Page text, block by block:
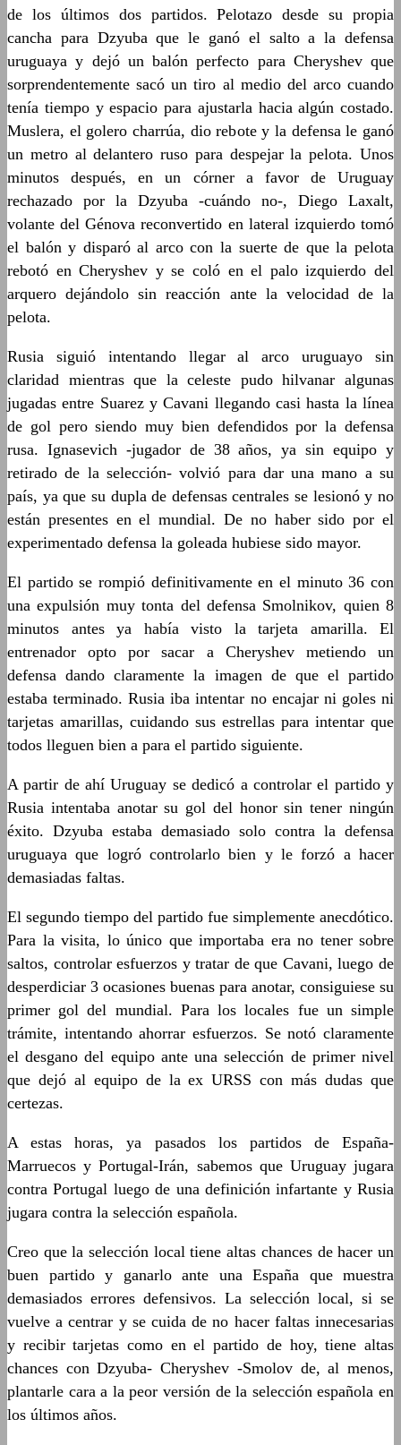
de los últimos dos partidos. Pelotazo desde su propia
cancha para Dzyuba que le ganó el salto a la defensa
uruguaya y dejó un balón perfecto para Cheryshev que
sorprendentemente sacó un tiro al medio del arco cuando
tenía tiempo y espacio para ajustarla hacia algún costado.
Muslera, el golero charrúa, dio rebote y la defensa le ganó
un metro al delantero ruso para despejar la pelota. Unos
minutos después, en un córner a favor de Uruguay
rechazado por la Dzyuba -cuándo no-, Diego Laxalt,
volante del Génova reconvertido en lateral izquierdo tomó
el balón y disparó al arco con la suerte de que la pelota
rebotó en Cheryshev y se coló en el palo izquierdo del
arquero dejándolo sin reacción ante la velocidad de la
pelota.
Rusia siguió intentando llegar al arco uruguayo sin
claridad mientras que la celeste pudo hilvanar algunas
jugadas entre Suarez y Cavani llegando casi hasta la línea
de gol pero siendo muy bien defendidos por la defensa
rusa. Ignasevich -jugador de 38 años, ya sin equipo y
retirado de la selección- volvió para dar una mano a su
país, ya que su dupla de defensas centrales se lesionó y no
están presentes en el mundial. De no haber sido por el
experimentado defensa la goleada hubiese sido mayor.
El partido se rompió definitivamente en el minuto 36 con
una expulsión muy tonta del defensa Smolnikov, quien 8
minutos antes ya había visto la tarjeta amarilla. El
entrenador opto por sacar a Cheryshev metiendo un
defensa dando claramente la imagen de que el partido
estaba terminado. Rusia iba intentar no encajar ni goles ni
tarjetas amarillas, cuidando sus estrellas para intentar que
todos lleguen bien a para el partido siguiente.
A partir de ahí Uruguay se dedicó a controlar el partido y
Rusia intentaba anotar su gol del honor sin tener ningún
éxito. Dzyuba estaba demasiado solo contra la defensa
uruguaya que logró controlarlo bien y le forzó a hacer
demasiadas faltas.
El segundo tiempo del partido fue simplemente anecdótico.
Para la visita, lo único que importaba era no tener sobre
saltos, controlar esfuerzos y tratar de que Cavani, luego de
desperdiciar 3 ocasiones buenas para anotar, consiguiese su
primer gol del mundial. Para los locales fue un simple
trámite, intentando ahorrar esfuerzos. Se notó claramente
el desgano del equipo ante una selección de primer nivel
que dejó al equipo de la ex URSS con más dudas que
certezas.
A estas horas, ya pasados los partidos de España-
Marruecos y Portugal-Irán, sabemos que Uruguay jugara
contra Portugal luego de una definición infartante y Rusia
jugara contra la selección española.
Creo que la selección local tiene altas chances de hacer un
buen partido y ganarlo ante una España que muestra
demasiados errores defensivos. La selección local, si se
vuelve a centrar y se cuida de no hacer faltas innecesarias
y recibir tarjetas como en el partido de hoy, tiene altas
chances con Dzyuba- Cheryshev -Smolov de, al menos,
plantarle cara a la peor versión de la selección española en
los últimos años.